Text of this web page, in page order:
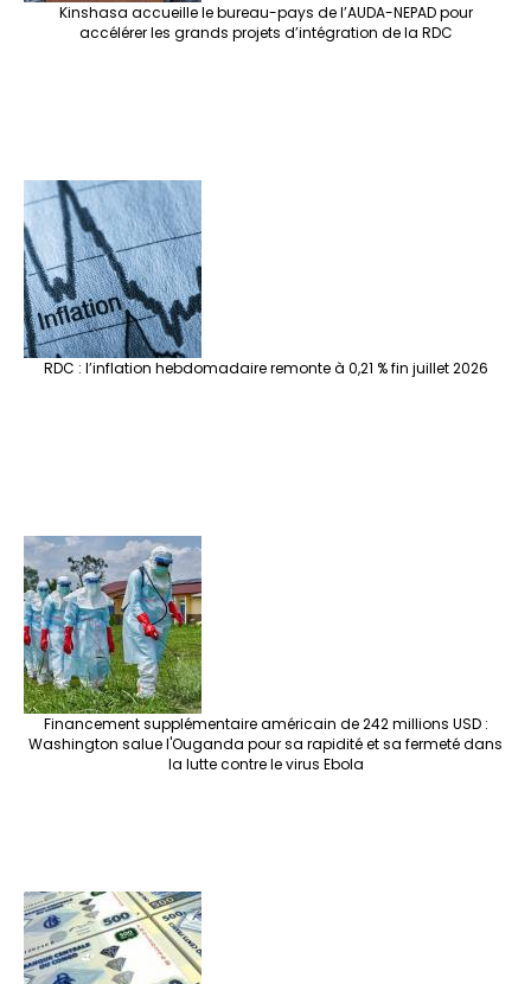
Kinshasa accueille le bureau-pays de l’AUDA-NEPAD pour
accélérer les grands projets d’intégration de la RDC
RDC : l’inflation hebdomadaire remonte à 0,21 % fin juillet 2026
Financement supplémentaire américain de 242 millions USD :
Washington salue l'Ouganda pour sa rapidité et sa fermeté dans
la lutte contre le virus Ebola